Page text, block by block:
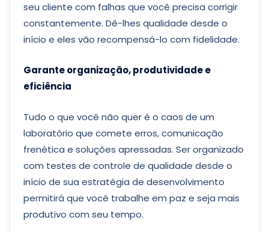
seu cliente com falhas que você precisa corrigir
constantemente. Dê-lhes qualidade desde o
início e eles vão recompensá-lo com fidelidade.
Garante organização, produtividade e
eficiência
Tudo o que você não quer é o caos de um
laboratório que comete erros, comunicação
frenética e soluções apressadas. Ser organizado
com testes de controle de qualidade desde o
início de sua estratégia de desenvolvimento
permitirá que você trabalhe em paz e seja mais
produtivo com seu tempo.